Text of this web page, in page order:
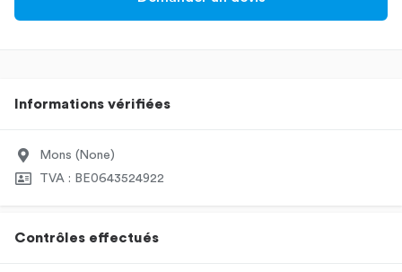
Informations vérifiées
Mons (None)
TVA : BE0643524922
Contrôles effectués